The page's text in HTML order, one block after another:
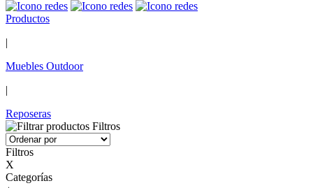
Productos
|
Muebles Outdoor
|
Reposeras
Filtros
Filtros
X
Categorías